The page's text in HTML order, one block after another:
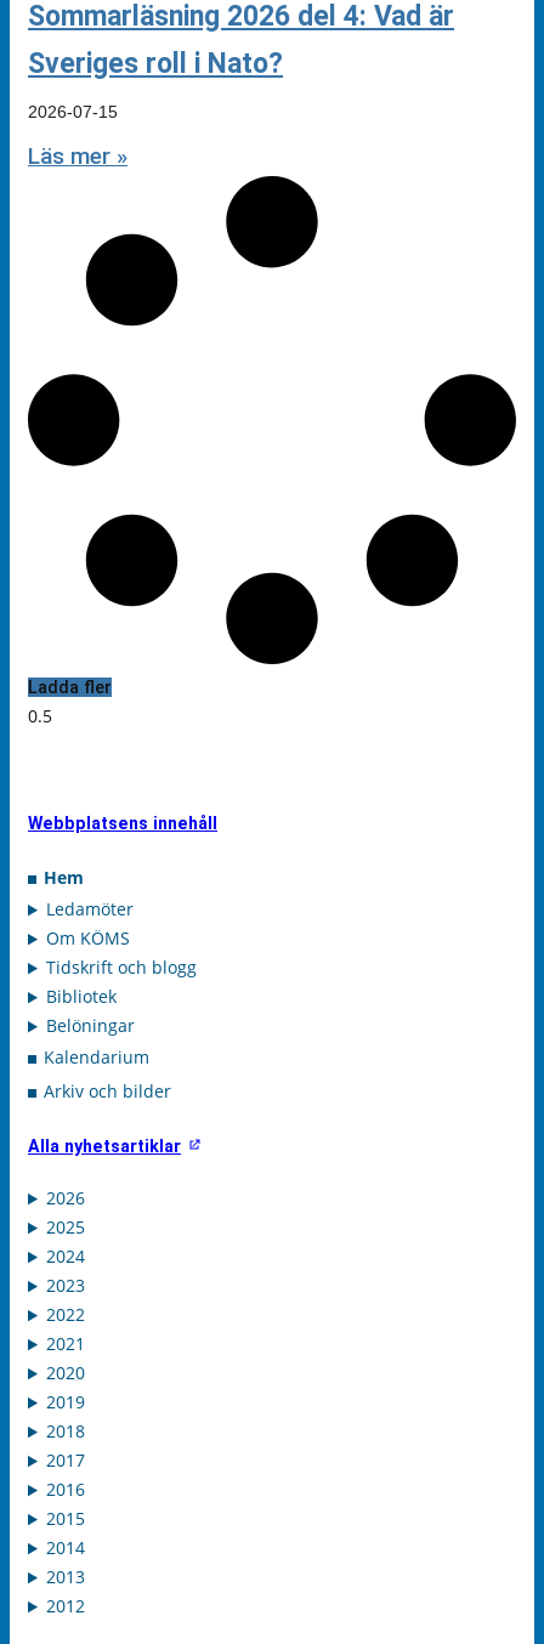
Sommarläsning 2026 del 4: Vad är
Sveriges roll i Nato?
2026-07-15
Läs mer »
Ladda fler
Webbplatsens innehåll
Hem
Ledamöter
Om KÖMS
Tidskrift och blogg
Bibliotek
Belöningar
Kalendarium
Arkiv och bilder
Alla nyhetsartiklar
2026
2025
2024
2023
2022
2021
2020
2019
2018
2017
2016
2015
2014
2013
2012